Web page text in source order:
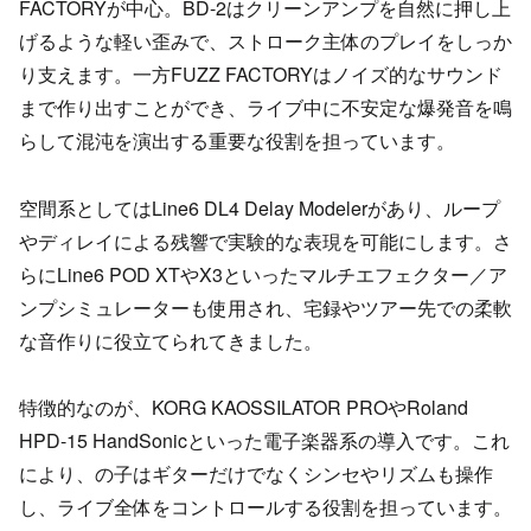
FACTORYが中心。BD-2はクリーンアンプを自然に押し上
げるような軽い歪みで、ストローク主体のプレイをしっか
り支えます。一方FUZZ FACTORYはノイズ的なサウンド
まで作り出すことができ、ライブ中に不安定な爆発音を鳴
らして混沌を演出する重要な役割を担っています。
空間系としてはLine6 DL4 Delay Modelerがあり、ループ
やディレイによる残響で実験的な表現を可能にします。さ
らにLine6 POD XTやX3といったマルチエフェクター／ア
ンプシミュレーターも使用され、宅録やツアー先での柔軟
な音作りに役立てられてきました。
特徴的なのが、KORG KAOSSILATOR PROやRoland
HPD-15 HandSonicといった電子楽器系の導入です。これ
により、の子はギターだけでなくシンセやリズムも操作
し、ライブ全体をコントロールする役割を担っています。